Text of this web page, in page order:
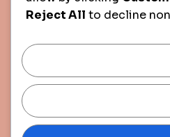
Reject All to decline